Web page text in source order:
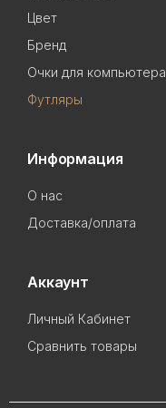
Цвет
Бренд
Очки для компьютера
Футляры
Информация
О нас
Доставка/оплата
Аккаунт
Личный Кабинет
Сравнить товары